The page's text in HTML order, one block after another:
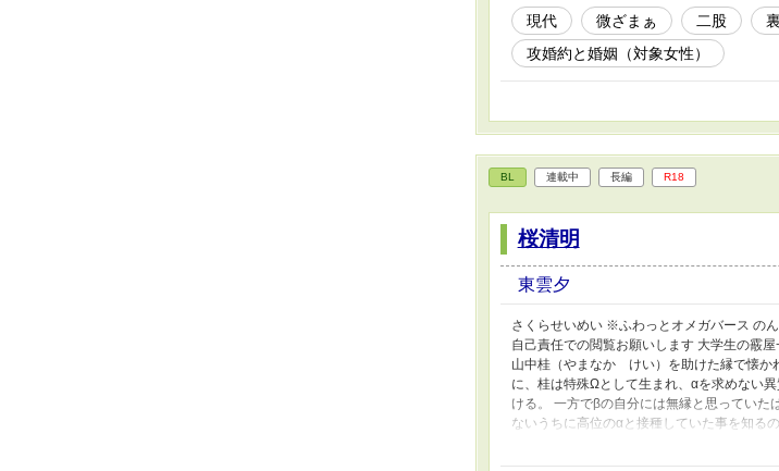
現代 微ざまぁ 二股
攻婚約と婚姻（対象女性）
BL 連載中 長編 R18
桜清明
東雲夕
さくらせいめい ※ふわっとオメガバース の
自己責任での閲覧お願いします 大学生の霰
山中桂（やまなか けい）を助けた縁で懐か
に、桂は特殊Ωとして生まれ、αを求めない
ける。 一方でβの自分には無縁と思っていた
ないうちに高位のαと接種していた事を知る
てきません。 うんと昔に色々仕込んでて熟
はにおわせだけです。もうしばらくお待ち